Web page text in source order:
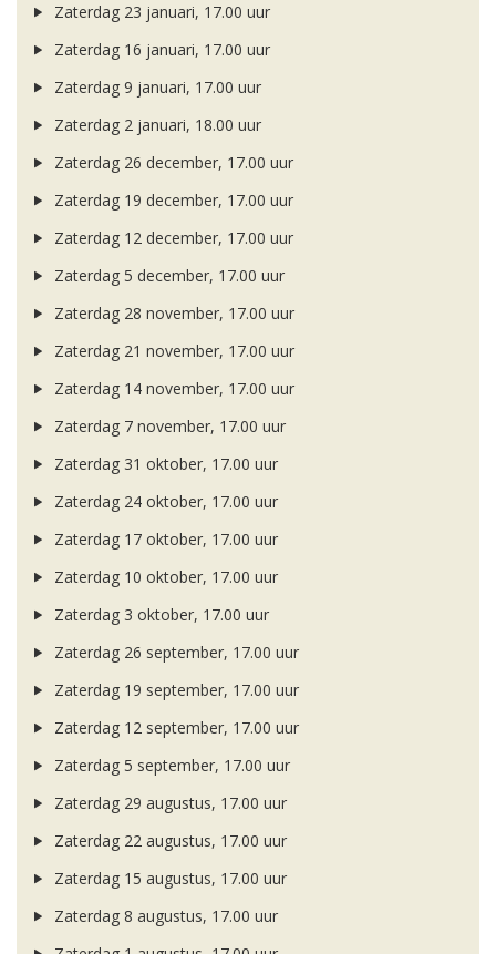
Zaterdag 23 januari, 17.00 uur
Zaterdag 16 januari, 17.00 uur
Zaterdag 9 januari, 17.00 uur
Zaterdag 2 januari, 18.00 uur
Zaterdag 26 december, 17.00 uur
Zaterdag 19 december, 17.00 uur
Zaterdag 12 december, 17.00 uur
Zaterdag 5 december, 17.00 uur
Zaterdag 28 november, 17.00 uur
Zaterdag 21 november, 17.00 uur
Zaterdag 14 november, 17.00 uur
Zaterdag 7 november, 17.00 uur
Zaterdag 31 oktober, 17.00 uur
Zaterdag 24 oktober, 17.00 uur
Zaterdag 17 oktober, 17.00 uur
Zaterdag 10 oktober, 17.00 uur
Zaterdag 3 oktober, 17.00 uur
Zaterdag 26 september, 17.00 uur
Zaterdag 19 september, 17.00 uur
Zaterdag 12 september, 17.00 uur
Zaterdag 5 september, 17.00 uur
Zaterdag 29 augustus, 17.00 uur
Zaterdag 22 augustus, 17.00 uur
Zaterdag 15 augustus, 17.00 uur
Zaterdag 8 augustus, 17.00 uur